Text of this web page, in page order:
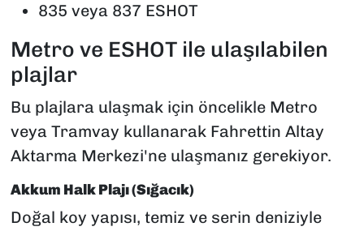
835 veya 837 ESHOT
Metro ve ESHOT ile ulaşılabilen
plajlar
Bu plajlara ulaşmak için öncelikle Metro
veya Tramvay kullanarak Fahrettin Altay
Aktarma Merkezi'ne ulaşmanız gerekiyor.
Akkum Halk Plajı (Sığacık)
Doğal koy yapısı, temiz ve serin deniziyle